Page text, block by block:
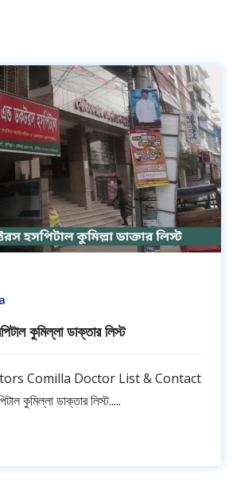
কুমিল্লা ডাক্তার লিস্ট
Comilla Doctor List & Contact
কুমিল্লা ডাক্তার লিস্ট.....